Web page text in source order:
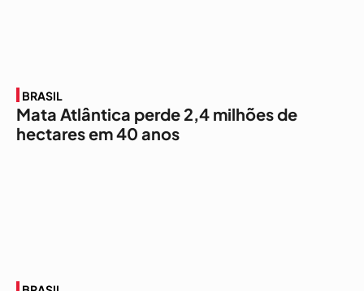
BRASIL
Mata Atlântica perde 2,4 milhões de
hectares em 40 anos